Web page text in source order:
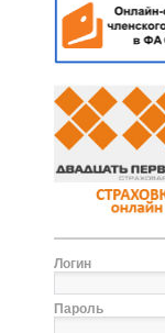
Логин
Пароль